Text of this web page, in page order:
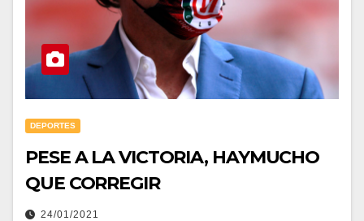
DEPORTES
PESE A LA VICTORIA, HAYMUCHO
QUE CORREGIR
24/01/2021